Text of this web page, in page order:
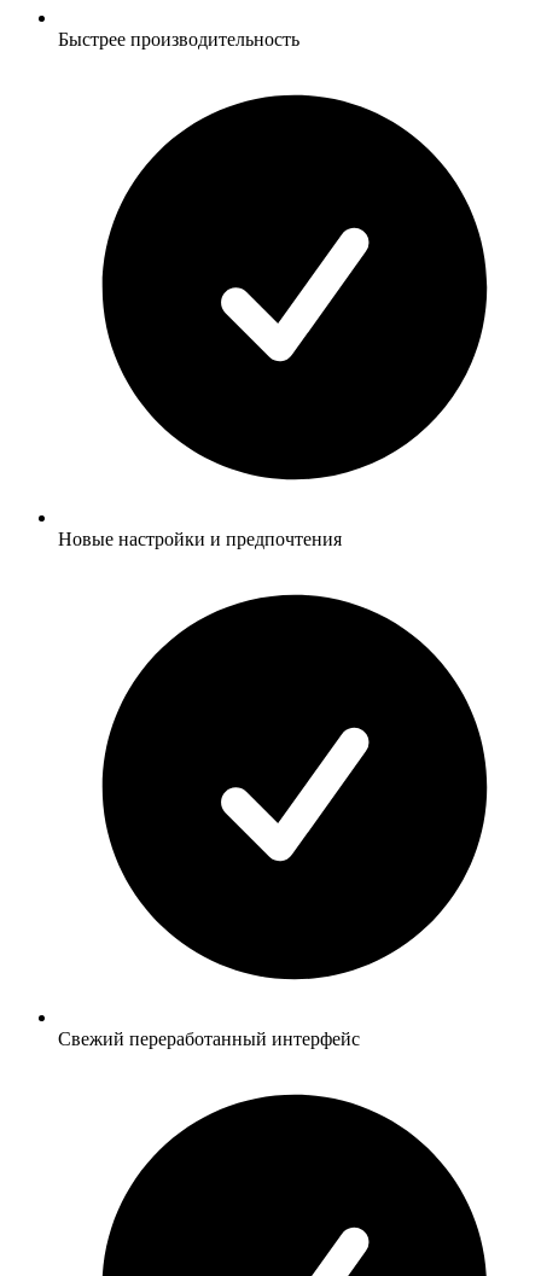
Быстрее производительность
Новые настройки и предпочтения
Свежий переработанный интерфейс